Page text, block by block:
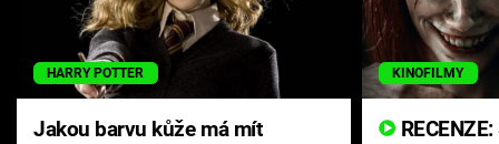
HARRY POTTER
Jakou barvu kůže má mít
KINOFILMY